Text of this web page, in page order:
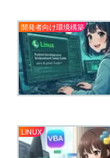
開発者向け環境構築
LINUX